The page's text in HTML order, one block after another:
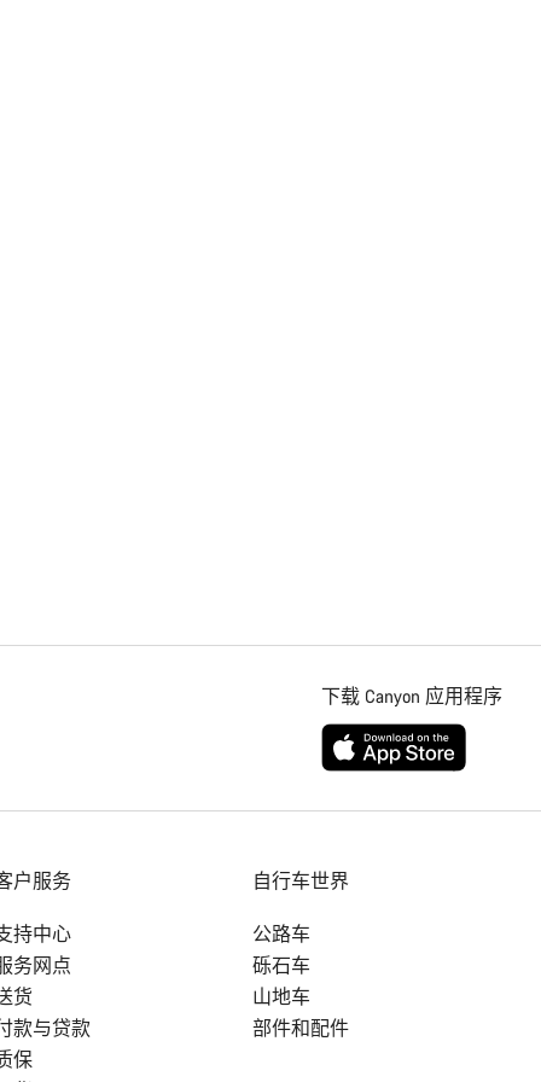
下载 Canyon 应用程序
户服务
持中心
务网点
货
款与贷款
保
自行车世界
公路车
砾石车
山地车
部件和配件